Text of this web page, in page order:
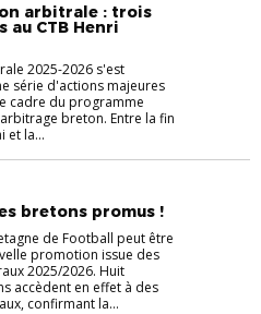
arbitrale : trois
au CTB Henri
2025-2026 s'est
série d'actions majeures
cadre du programme
breton. Entre la fin
et la...
bretons promus !
de Football peut être
promotion issue des
2025/2026. Huit
accèdent en effet à des
confirmant la...